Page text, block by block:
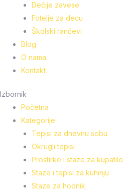
Dečije zavese
Fotelje za decu
Školski rančevi
Blog
O nama
Kontakt
Izbornik
Početna
Kategorije
Tepisi za dnevnu sobu
Okrugli tepisi
Prostirke i staze za kupatilo
Staze i tepisi za kuhinju
Staze za hodnik